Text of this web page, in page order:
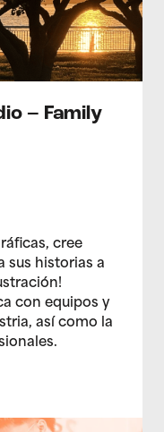
– Family
cree
sus historias a
con equipos y
así como la
adolescentes 2/11